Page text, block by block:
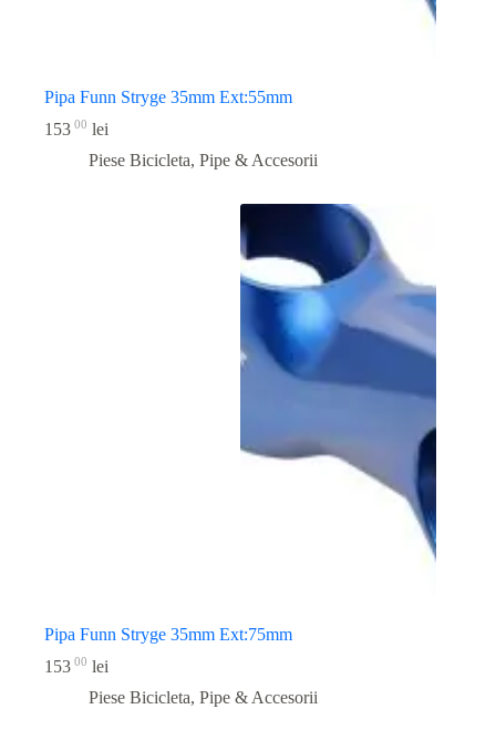
Pipa Funn Stryge 35mm Ext:55mm
153 00 lei
Piese Bicicleta, Pipe & Accesorii
Pipa Funn Stryge 35mm Ext:75mm
153 00 lei
Piese Bicicleta, Pipe & Accesorii